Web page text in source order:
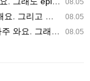
08.05
처 꼭 체크해요. 앞…
08.05
로 봐야 안전해요. 다음…